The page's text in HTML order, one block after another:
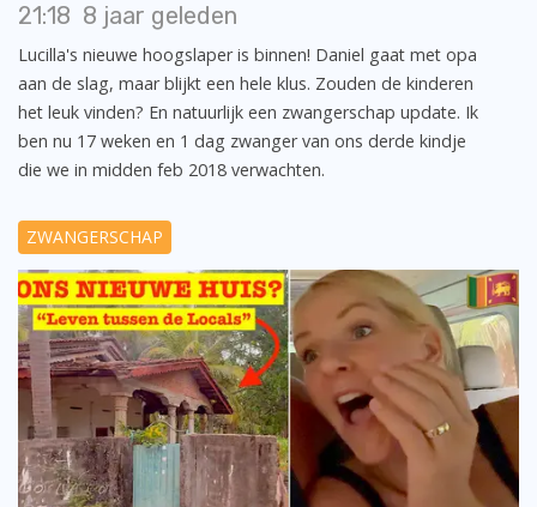
21:18 8 jaar geleden
Lucilla's nieuwe hoogslaper is binnen! Daniel gaat met opa
aan de slag, maar blijkt een hele klus. Zouden de kinderen
het leuk vinden? En natuurlijk een zwangerschap update. Ik
ben nu 17 weken en 1 dag zwanger van ons derde kindje
die we in midden feb 2018 verwachten.
ZWANGERSCHAP